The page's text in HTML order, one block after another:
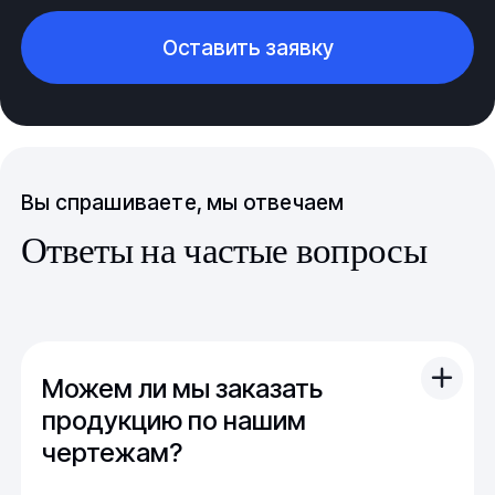
Оставить заявку
Вы спрашиваете, мы отвечаем
Ответы на частые вопросы
Можем ли мы заказать
продукцию по нашим
чертежам?